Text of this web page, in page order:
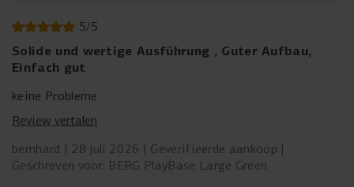
5/5
Solide und wertige Ausführung , Guter Aufbau,
Einfach gut
keine Probleme
Review vertalen
bernhard
28 juli 2026
Geverifieerde aankoop
Geschreven voor: BERG PlayBase Large Green